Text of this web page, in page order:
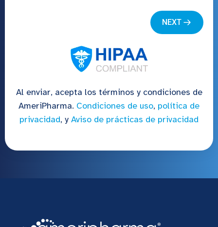
Al enviar, acepta los términos y condiciones de
AmeriPharma. Condiciones de uso, política de
privacidad, y Aviso de prácticas de privacidad